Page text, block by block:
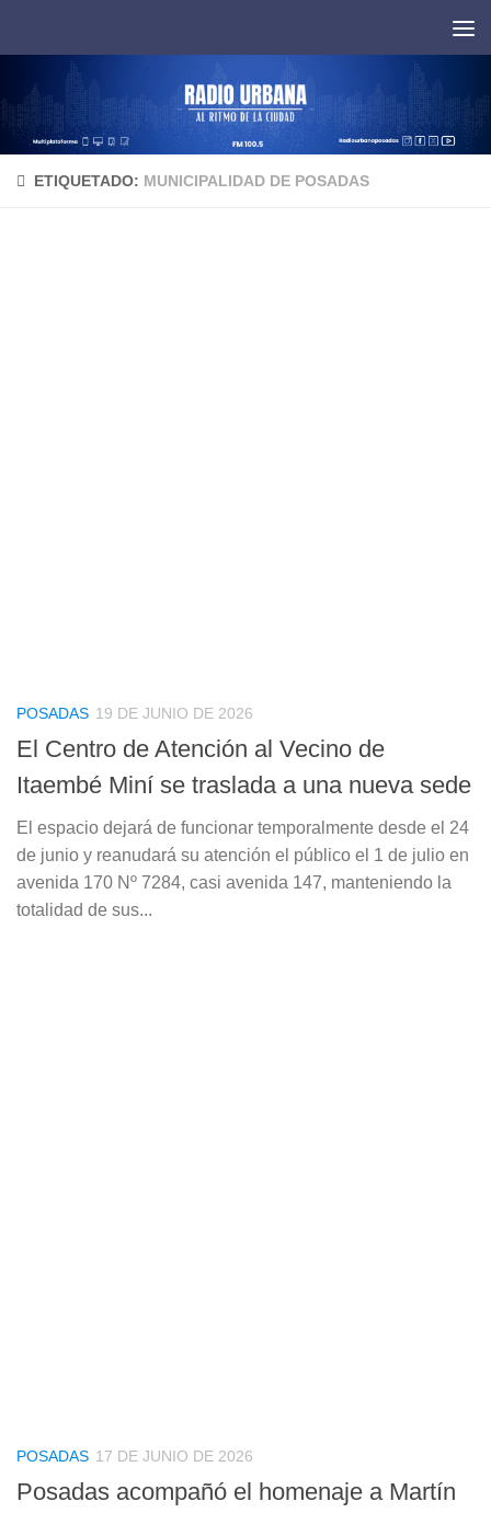
ETIQUETADO: MUNICIPALIDAD DE POSADAS
POSADAS 19 DE JUNIO DE 2026
El Centro de Atención al Vecino de
Itaembé Miní se traslada a una nueva sede
El espacio dejará de funcionar temporalmente desde el 24
de junio y reanudará su atención el público el 1 de julio en
avenida 170 Nº 7284, casi avenida 147, manteniendo la
totalidad de sus...
POSADAS 17 DE JUNIO DE 2026
Posadas acompañó el homenaje a Martín